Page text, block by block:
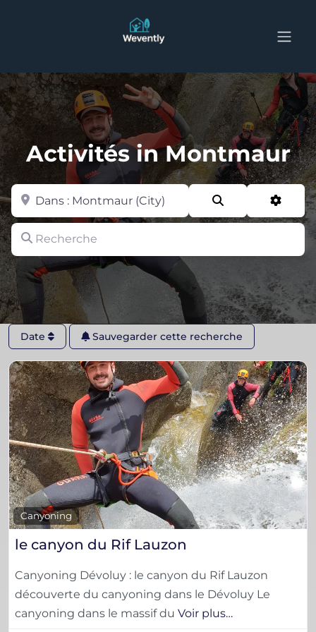
Activités in Montmaur
Recherche
Zone
Date Sauvegarder cette recherche
Canyoning
le canyon du Rif Lauzon
Canyoning Dévoluy : le canyon du Rif Lauzon
découverte du canyoning dans le Dévoluy Le
canyoning dans le massif du Voir plus…